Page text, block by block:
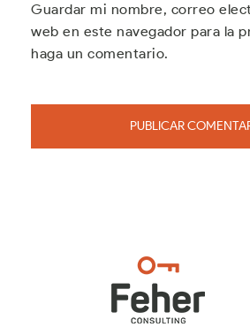
Guardar mi nombre, correo
web en este navegador para la
haga un comentario.